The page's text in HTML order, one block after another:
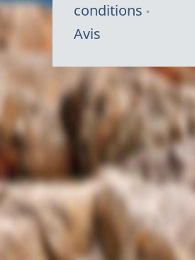
conditions
Avis